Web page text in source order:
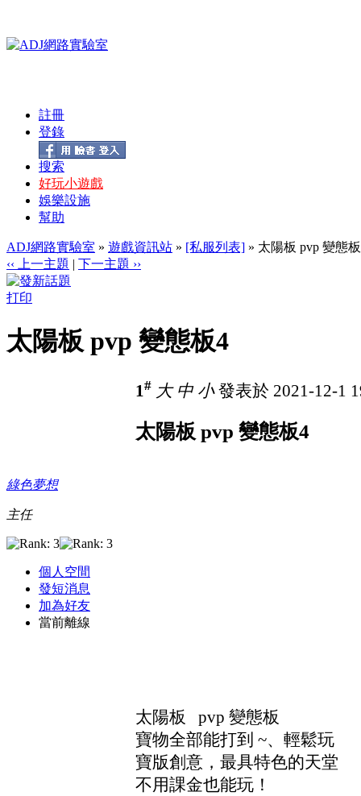
註冊
登錄
搜索
好玩小遊戲
娛樂設施
幫助
ADJ網路實驗室 » 遊戲資訊站 » [私服列表] » 太陽板 pvp 變態
‹‹ 上一主題 | 下一主題 ››
打印
太陽板 pvp 變態板4
綠色夢想
主任
個人空間
發短消息
加為好友
當前離線
1# 大 中 小發表於 2021-12-1
太陽板 pvp 變態板4
太陽板 pvp 變態板
寶物全部能打到 ~、輕鬆玩
寶版創意，最具特色的天堂
不用課金也能玩！